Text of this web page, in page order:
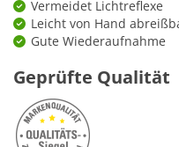
Vermeidet Lichtreflexe
Leicht von Hand
Gute Wiederaufnahme
Geprüfte Qualität